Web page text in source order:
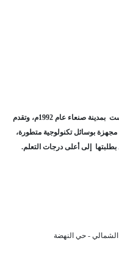
رياض ومدارس النهضة الحديثة مدارس أهلية تأسست بمدينة صنعاء عام 1992م، وتقدم
مجهزة بوسائل تكنولوجية متطورة،
إلى أعلى درجات التعلم.
الشمالي - حي النهضة